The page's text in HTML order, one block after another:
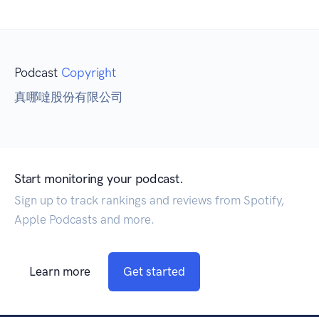
Podcast Copyright
真哪噠股份有限公司
Start monitoring your podcast.
Sign up to track rankings and reviews from Spotify,
Apple Podcasts and more.
Learn more Get started